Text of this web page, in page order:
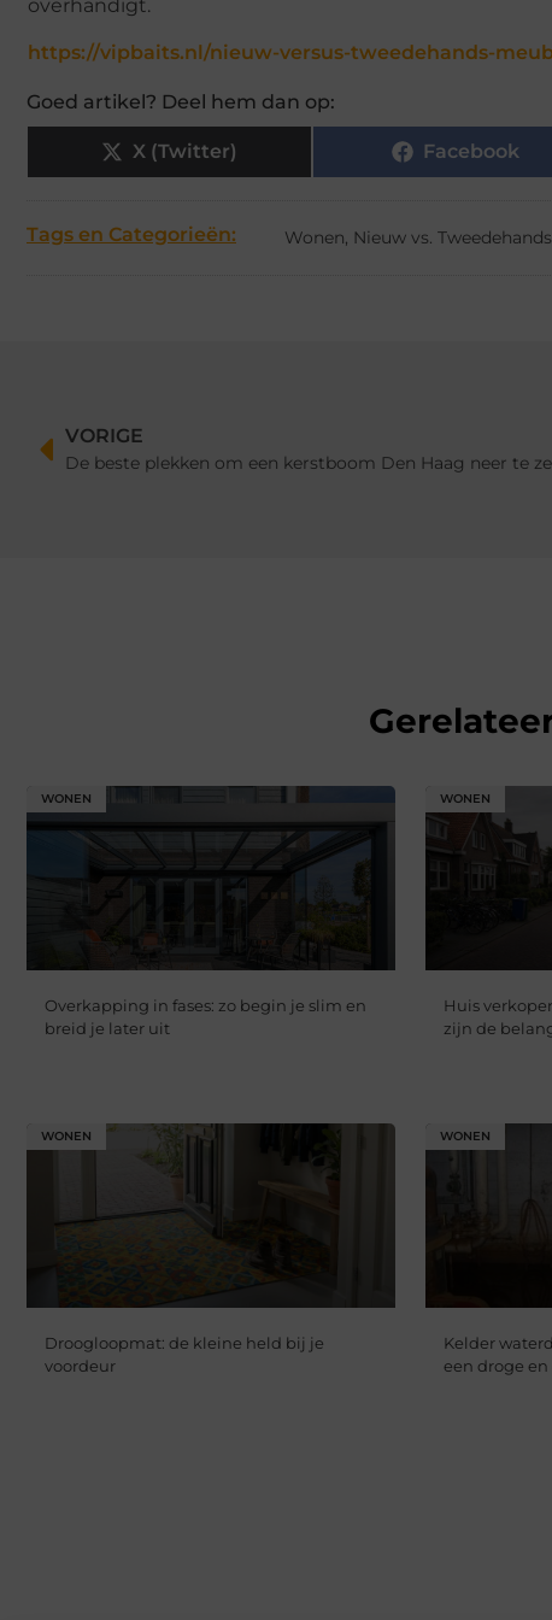
overhandigt.
https://vipbaits.nl/nieuw-versus-tweedehands-
Goed artikel? Deel hem dan op:
X (Twitter) Facebook
Tags en Categorieën: Wonen, Nieuw vs.
VORIGE
De beste plekken om een ​​kerstboom Den Haag neer te
WONEN
Overkapping in fases: zo begin je slim en
breid je later uit
WONEN
Huis
zijn de
WONEN
Droogloopmat: de kleine held bij je
voordeur
WONEN
Kelder
een droge